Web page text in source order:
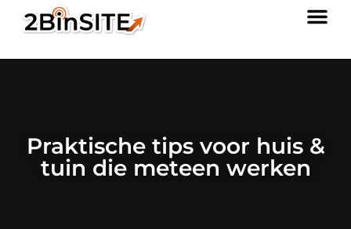
Praktische tips voor huis &
tuin die meteen werken